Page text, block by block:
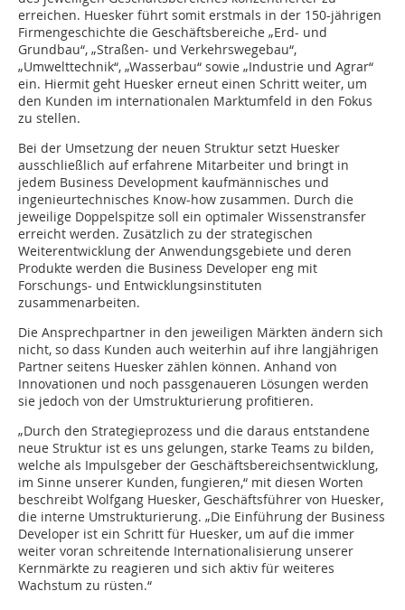
erreichen. Huesker führt somit erstmals in der 150-jährigen
Firmengeschichte die Geschäftsbereiche „Erd- und
Grundbau“, „Straßen- und Verkehrswegebau“,
„Umwelttechnik“, „Wasserbau“ sowie „Industrie und Agrar“
ein. Hiermit geht Huesker erneut einen Schritt weiter, um
den Kunden im internationalen Marktumfeld in den Fokus
zu stellen.
Bei der Umsetzung der neuen Struktur setzt Huesker
ausschließlich auf erfahrene Mitarbeiter und bringt in
jedem Business Development kaufmännisches und
ingenieurtechnisches Know-how zusammen. Durch die
jeweilige Doppelspitze soll ein optimaler Wissenstransfer
erreicht werden. Zusätzlich zu der strategischen
Weiterentwicklung der Anwendungsgebiete und deren
Produkte werden die Business Developer eng mit
Forschungs- und Entwicklungsinstituten
zusammenarbeiten.
Die Ansprechpartner in den jeweiligen Märkten ändern sich
nicht, so dass Kunden auch weiterhin auf ihre langjährigen
Partner seitens Huesker zählen können. Anhand von
Innovationen und noch passgenaueren Lösungen werden
sie jedoch von der Umstrukturierung profitieren.
„Durch den Strategieprozess und die daraus entstandene
neue Struktur ist es uns gelungen, starke Teams zu bilden,
welche als Impulsgeber der Geschäftsbereichsentwicklung,
im Sinne unserer Kunden, fungieren,“ mit diesen Worten
beschreibt Wolfgang Huesker, Geschäftsführer von Huesker,
die interne Umstrukturierung. „Die Einführung der Business
Developer ist ein Schritt für Huesker, um auf die immer
weiter voran schreitende Internationalisierung unserer
Kernmärkte zu reagieren und sich aktiv für weiteres
Wachstum zu rüsten.“